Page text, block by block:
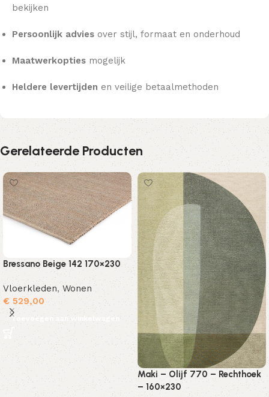
bekijken
Persoonlijk advies over stijl, formaat en onderhoud
Maatwerkopties mogelijk
Heldere levertijden en veilige betaalmethoden
Gerelateerde Producten
Bressano Beige 142 170×230
Vloerkleden, Wonen
€529,00
Toevoegen aan winkelwagen
Maki – Olijf 770 – Rechthoek
– 160×230